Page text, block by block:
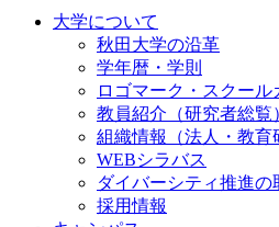
大学について
秋田大学の沿革
学年暦・学則
ロゴマーク・スクール
教員紹介（研究者総覧
組織情報（法人・教育
WEBシラバス
ダイバーシティ推進の
採用情報